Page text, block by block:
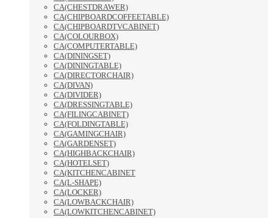
CA(CHESTDRAWER)
CA(CHIPBOARDCOFFEETABLE)
CA(CHIPBOARDTVCABINET)
CA(COLOURBOX)
CA(COMPUTERTABLE)
CA(DININGSET)
CA(DININGTABLE)
CA(DIRECTORCHAIR)
CA(DIVAN)
CA(DIVIDER)
CA(DRESSINGTABLE)
CA(FILINGCABINET)
CA(FOLDINGTABLE)
CA(GAMINGCHAIR)
CA(GARDENSET)
CA(HIGHBACKCHAIR)
CA(HOTELSET)
CA(KITCHENCABINET
CA(L-SHAPE)
CA(LOCKER)
CA(LOWBACKCHAIR)
CA(LOWKITCHENCABINET)